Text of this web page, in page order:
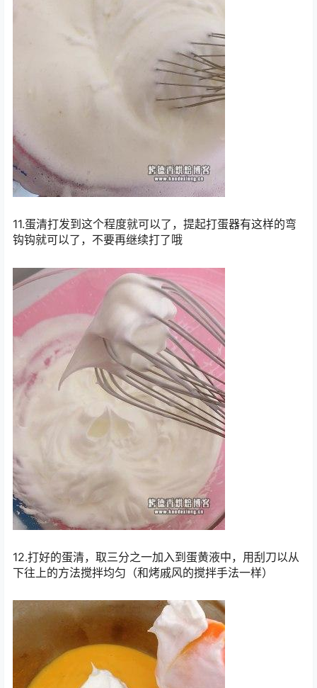
11.蛋清打发到这个程度就可以了，提起打蛋器有这样的弯
钩钩就可以了，不要再继续打了哦
12.打好的蛋清，取三分之一加入到蛋黄液中，用刮刀以从
下往上的方法搅拌均匀（和烤戚风的搅拌手法一样）